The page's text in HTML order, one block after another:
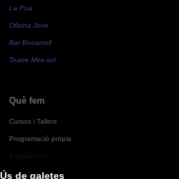
Ús de galetes
La Pua
Oficina Jove
Bar Bocamoll
Teatre Mira-sol
Què fem
Cursos i Tallers
Programació pròpia